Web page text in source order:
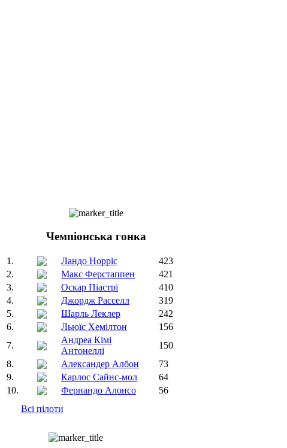
Чемпіонська гонка
1. Ландо Норріс
423
2.
Макс Ферстаппен
421
3.
Оскар Піастрі
410
4.
Джордж Расселл
319
5.
Шарль Леклер
242
6.
Льюїс Хемілтон
156
7.
Андреа Кімі
Антонеллі
150
8.
Александер Албон
73
9.
Карлос Сайнс-мол
64
10.
Фернандо Алонсо
56
Всі пілоти